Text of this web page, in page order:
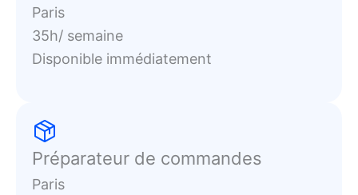
Paris
35h/ semaine
Disponible immédiatement
Préparateur de commandes
Paris